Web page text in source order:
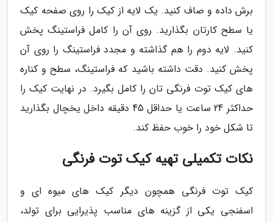
برش داده و صاف کنید. یک لایه از کیک را روی صفحه کیک
یا سطح کارتان بگذارید. روی آن را کامل فراستینگ پخش
کنید. لایه دوم را هم گذاشته و مجدد فراستینگ را روی آن
پخش کنید. دقت داشته باشید که فراستینگ، سطح و کناره
های کیک توت فرنگی تان را کامل بگیرد. در نهایت کیک را
حداکثر 24 ساعت یا حداقل 45 دقیقه داخل یخچال بگذارید
تا شکل خود را خوب حفظ کند.
نکات تکمیلی تهیه کیک توت فرنگی
کیک توت فرنگی همچون دیگر کیک های میوه ای و
اسفنجی یکی از گزینه های مناسب پذیرایی برای تولد،